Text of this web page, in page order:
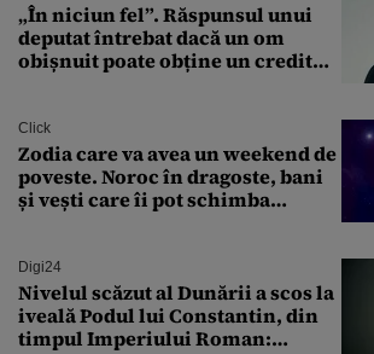
„În niciun fel”. Răspunsul unui
deputat întrebat dacă un om
obișnuit poate obține un credit
Click
Zodia care va avea un weekend de
poveste. Noroc în dragoste, bani
și vești care îi pot schimba
Digi24
Nivelul scăzut al Dunării a scos la
iveală Podul lui Constantin, din
timpul Imperiului Roman: